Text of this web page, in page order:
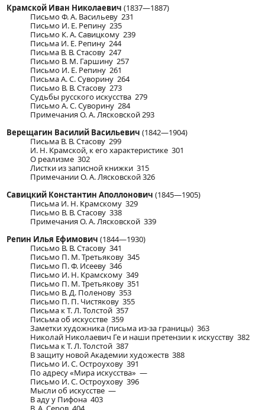
Крамской Иван Николаевич (1837—1887)
Письмо Ф. А. Васильеву 231
Письмо И. Е. Репину 235
Письмо К. А. Савицкому 239
Письма И. Е. Репину 244
Письма В. В. Стасову 247
Письмо В. М. Гаршину 257
Письмо И. Е. Репину 261
Письма А. С. Суворину 264
Письмо В. В. Стасову 273
Судьбы русского искусства 279
Письмо А. С. Суворину 284
Примечания О. А. Лясковской 293
Верещагин Василий Васильевич (1842—1904)
Письма В. В. Стасову 299
И. Н. Крамской, к его характеристике 301
О реализме 302
Листки из записной книжки 315
Примечании О. А. Лясковской 326
Савицкий Константин Аполлонович (1845—1905)
Письма И. Н. Крамскому 329
Письмо В. В. Стасову 338
Примечания О. А. Лясковской 339
Репин Илья Ефимович (1844—1930)
Письмо В. В. Стасову 341
Письмо П. М. Третьякову 345
Письмо П. Ф. Исееву 346
Письмо И. Н. Крамскому 349
Письмо П. М. Третьякову 351
Письмо В. Д. Поленову 353
Письмо П. П. Чистякову 355
Письма к Т. Л. Толстой 357
Письма об искусстве 359
Заметки художника (письма из-за границы) 363
Николай Николаевич Ге и наши претензии к искусству 382
Письма к Т. Л. Толстой 387
В защиту новой Академии художеств 388
Письмо И. С. Остроухову 391
По адресу «Мира искусства» —
Письмо И. С. Остроухову 396
Мысли об искусстве —
В аду у Пифона 403